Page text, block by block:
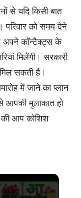
से यदि किसी बात
को समय देने
अपने कॉन्टैक्ट्स के
मिलेंगी। सरकारी
मिल सकती है।
में जाने का प्लान
आपकी मुलाकात हो
की आप कोशिश